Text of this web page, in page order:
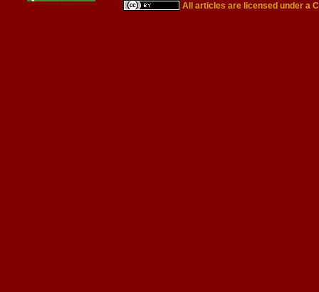
All articles are licensed under a